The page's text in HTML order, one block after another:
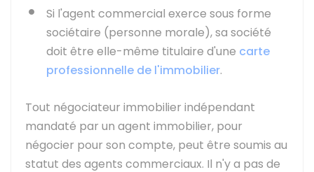
Si l'agent commercial exerce sous forme
sociétaire (personne morale), sa société
doit être elle-même titulaire d'une carte
professionnelle de l'immobilier.
Tout négociateur immobilier indépendant
mandaté par un agent immobilier, pour
négocier pour son compte, peut être soumis au
statut des agents commerciaux. Il n'y a pas de